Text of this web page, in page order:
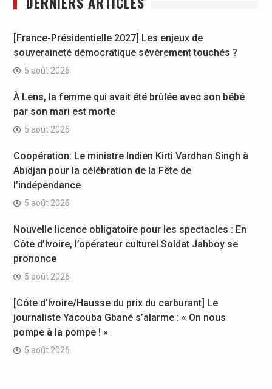
[France-Présidentielle 2027] Les enjeux de
souveraineté démocratique sévèrement touchés ?
5 août 2026
À Lens, la femme qui avait été brûlée avec son bébé
par son mari est morte
5 août 2026
Coopération: Le ministre Indien Kirti Vardhan Singh à
Abidjan pour la célébration de la Fête de
l’indépendance
5 août 2026
Nouvelle licence obligatoire pour les spectacles : En
Côte d’Ivoire, l’opérateur culturel Soldat Jahboy se
prononce
5 août 2026
[Côte d’Ivoire/Hausse du prix du carburant] Le
journaliste Yacouba Gbané s’alarme : « On nous
pompe à la pompe ! »
5 août 2026